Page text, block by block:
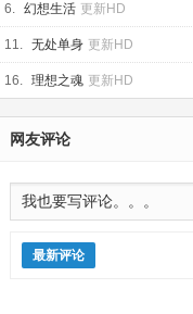
6. 幻想生活 更新HD
11. 无处单身 更新HD
16. 理想之魂 更新HD
网友评论
最新评论